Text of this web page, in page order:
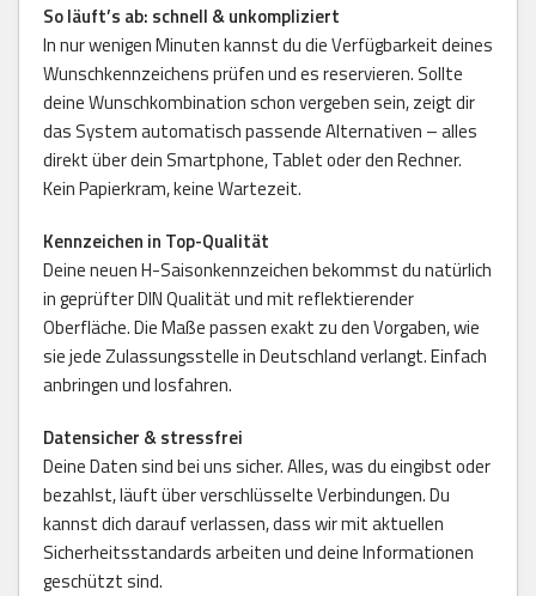
So läuft’s ab: schnell & unkompliziert
In nur wenigen Minuten kannst du die Verfügbarkeit deines
Wunschkennzeichens prüfen und es reservieren. Sollte
deine Wunschkombination schon vergeben sein, zeigt dir
das System automatisch passende Alternativen – alles
direkt über dein Smartphone, Tablet oder den Rechner.
Kein Papierkram, keine Wartezeit.
Kennzeichen in Top-Qualität
Deine neuen H-Saisonkennzeichen bekommst du natürlich
in geprüfter DIN Qualität und mit reflektierender
Oberfläche. Die Maße passen exakt zu den Vorgaben, wie
sie jede Zulassungsstelle in Deutschland verlangt. Einfach
anbringen und losfahren.
Datensicher & stressfrei
Deine Daten sind bei uns sicher. Alles, was du eingibst oder
bezahlst, läuft über verschlüsselte Verbindungen. Du
kannst dich darauf verlassen, dass wir mit aktuellen
Sicherheitsstandards arbeiten und deine Informationen
geschützt sind.